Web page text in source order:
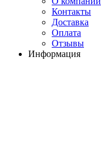
Контакты
Доставка
Оплата
Отзывы
Информация